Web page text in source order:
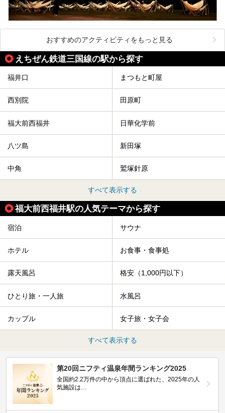
おすすめのアクティビティをもっと見る
えちぜん鉄道三国線の駅から探す
福井口 まつもと町屋
西別院 田原町
福大前西福井 日華化学前
八ツ島 新田塚
中角 鷲塚針原
すべて表示する
福大前西福井駅の人気テーマから探す
宿泊 サウナ
ホテル お食事・食事処
露天風呂 格安（1,000円以下）
ひとり旅・一人旅 水風呂
カップル 女子旅・女子会
すべて表示する
第20回ニフティ温泉年間ランキング2025
全国約2.2万件の中から頂点に選ばれた、2025年の人
気施設は…